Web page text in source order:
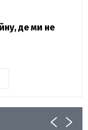
де ми не